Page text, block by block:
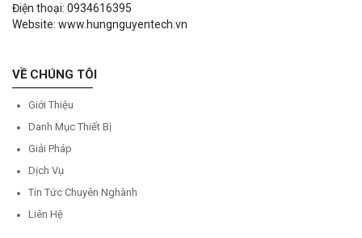
Điện thoại: 0934616395
Website: www.hungnguyentech.vn
VỀ CHÚNG TÔI
Giới Thiệu
Danh Mục Thiết Bị
Giải Pháp
Dịch Vụ
Tin Tức Chuyên Nghành
Liên Hệ